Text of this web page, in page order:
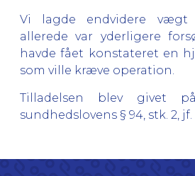
Vi lagde endvidere vægt
allerede var yderligere
havde fået konstateret en
som ville kræve operation.
Tilladelsen blev givet
sundhedslovens § 94, stk. 2, jf.